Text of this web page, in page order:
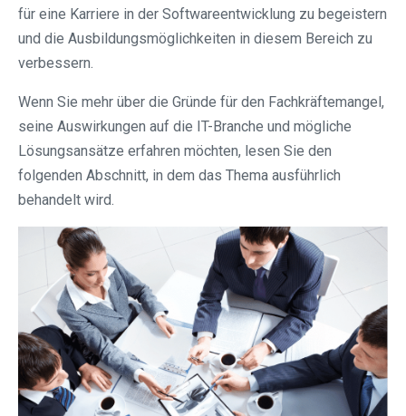
für eine Karriere in der Softwareentwicklung zu begeistern
und die Ausbildungsmöglichkeiten in diesem Bereich zu
verbessern.
Wenn Sie mehr über die Gründe für den Fachkräftemangel,
seine Auswirkungen auf die IT-Branche und mögliche
Lösungsansätze erfahren möchten, lesen Sie den
folgenden Abschnitt, in dem das Thema ausführlich
behandelt wird.